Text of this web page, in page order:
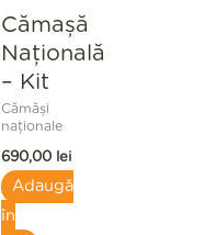
Cămașă
Națională
– Kit
Cămăși
naționale
690,00 lei
Adaugă
în